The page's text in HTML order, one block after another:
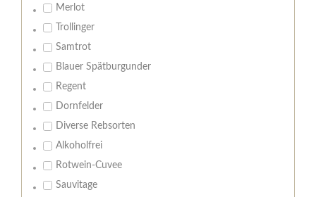
Merlot
Trollinger
Samtrot
Blauer Spätburgunder
Regent
Dornfelder
Diverse Rebsorten
Alkoholfrei
Rotwein-Cuvee
Sauvitage